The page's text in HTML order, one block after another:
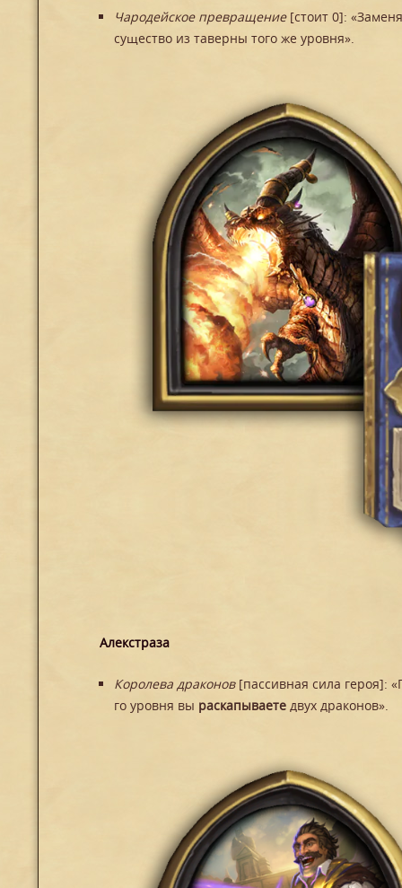
Чародейское превращение [стоит 0]:
существо из таверны того же уровня».
Алекстраза
Королева драконов [пассивная сила героя]:
го уровня вы раскапываетедвух драконов».